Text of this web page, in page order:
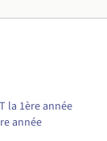
la 1ère année
année